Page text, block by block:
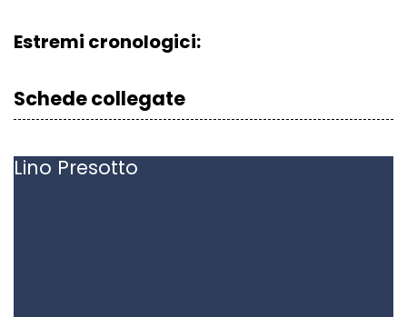
Estremi cronologici:
Schede collegate
Lino Presotto